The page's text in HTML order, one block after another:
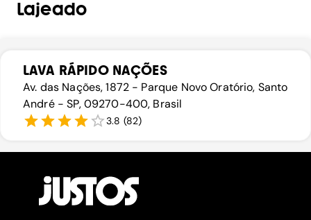
Lajeado
LAVA RÁPIDO NAÇÕES
Av. das Nações, 1872 - Parque Novo Oratório, Santo
André - SP, 09270-400, Brasil
3.8 (82)